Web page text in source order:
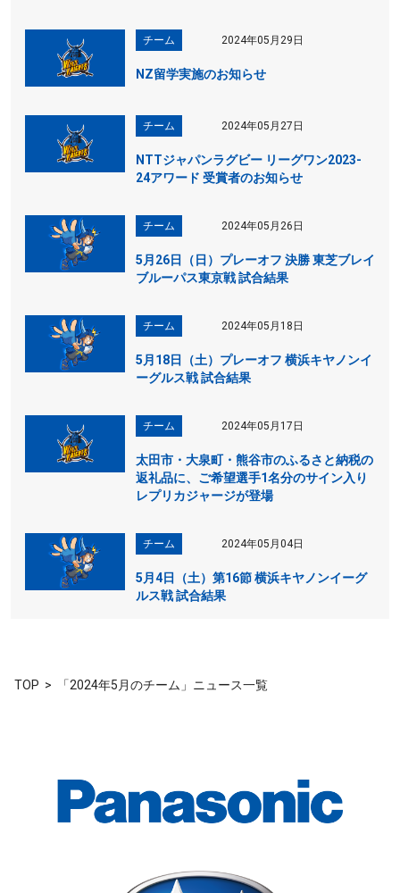
チーム 2024年05月29日
NZ留学実施のお知らせ
チーム 2024年05月27日
NTTジャパンラグビー リーグワン2023-
24アワード 受賞者のお知らせ
チーム 2024年05月26日
5月26日（日）プレーオフ 決勝 東芝ブレイ
ブルーパス東京戦 試合結果
チーム 2024年05月18日
5月18日（土）プレーオフ 横浜キヤノンイ
ーグルス戦 試合結果
チーム 2024年05月17日
太田市・大泉町・熊谷市のふるさと納税の
返礼品に、ご希望選手1名分のサイン入り
レプリカジャージが登場
チーム 2024年05月04日
5月4日（土）第16節 横浜キヤノンイーグ
ルス戦 試合結果
TOP 「2024年5月のチーム」ニュース一覧